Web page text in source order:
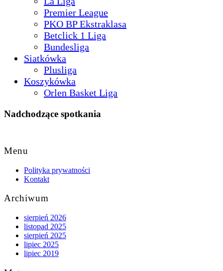
Premier League
PKO BP Ekstraklasa
Betclick 1 Liga
Bundesliga
Siatkówka
Plusliga
Koszykówka
Orlen Basket Liga
Nadchodzące spotkania
to
Top
Menu
Polityka prywatności
Kontakt
Archiwum
sierpień 2026
listopad 2025
sierpień 2025
lipiec 2025
lipiec 2019